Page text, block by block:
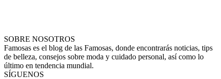
SOBRE NOSOTROS
Famosas es el blog de las Famosas, donde encontrarás noticias, tips
de belleza, consejos sobre moda y cuidado personal, así como lo
último en tendencia mundial.
SÍGUENOS